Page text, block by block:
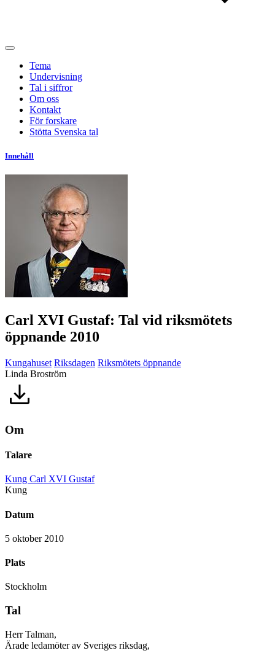
Tema
Undervisning
Tal i siffror
Om oss
Kontakt
För forskare
Stötta Svenska tal
Innehåll
Carl XVI Gustaf: Tal vid riksmötets
öppnande 2010
Kungahuset Riksdagen Riksmötets öppnande
Linda Broström
Om
Talare
Kung Carl XVI Gustaf
Kung
Datum
5 oktober 2010
Plats
Stockholm
Tal
Herr Talman,
Ärade ledamöter av Sveriges riksdag,